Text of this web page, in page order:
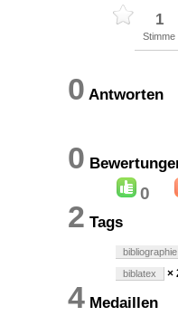
1
Stimme
0
0
0
2
bibliographie
biblatex ×
4